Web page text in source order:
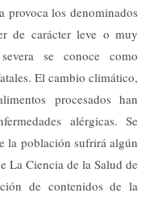
provoca los denominados
de carácter leve o muy
se conoce como
El cambio climático,
procesados han
alérgicas. Se
la población sufrirá algún
La Ciencia de la Salud de
de contenidos de la